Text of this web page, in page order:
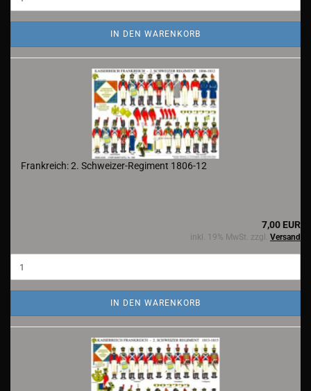
IN DEN WARENKORB
Frankreich: 2. Schweizer-Regiment 1806-12
7,00 EUR
inkl. 19% MwSt. zzgl. Versand
IN DEN WARENKORB